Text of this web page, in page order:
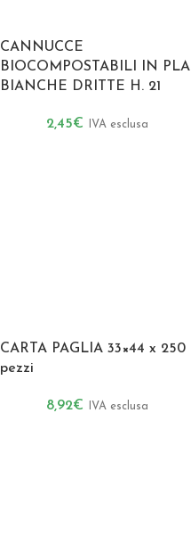
CANNUCCE
BIOCOMPOSTABILI IN PLA
BIANCHE DRITTE H. 21
2,45€ IVA esclusa
CARTA PAGLIA 33×44 x 250
pezzi
8,92€ IVA esclusa